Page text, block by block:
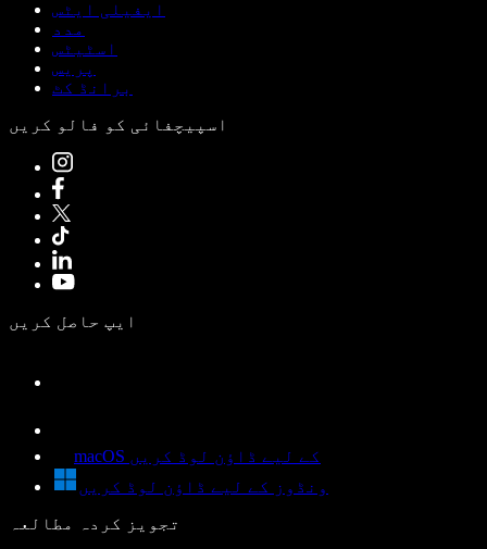
ایفیلی ایٹس
مدد
اسٹیٹس
پریس
برانڈ کٹ
اسپیچفائی کو فالو کریں
ایپ حاصل کریں
macOS کے لیے ڈاؤن لوڈ کریں
ونڈوز کے لیے ڈاؤن لوڈ کریں
تجویز کردہ مطالعہ